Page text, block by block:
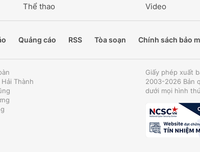
Thể thao
Video
Quảng cáo RSS Tòa soạn Chính sách bảo
Thành
Giấy phép xuất
2003-2026 Bản
dưới mọi hình